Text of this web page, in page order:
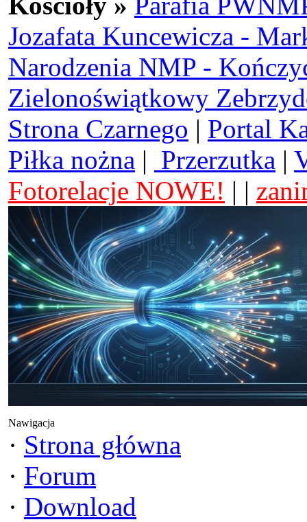
Jozafata Kuncewicza -
Narodzenia NMP -
Zielonoświątkowy
Strona Czarnego | Portal
Piłka nożna | Przerzutka |
Fotorelacje NOWE! | |
Nawigacja
· Strona główna
· Forum
· Download